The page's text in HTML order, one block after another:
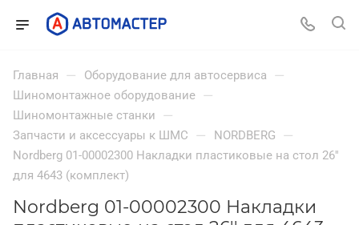
Главная — Оборудование для автосервиса —
Шиномонтажное оборудование —
Шиномонтажные станки —
Запчасти и аксессуары к ШМС — NORDBERG —
Nordberg 01-00002300 Накладки пластиковые на стол 26''
для 4643 (комплект)
Nordberg 01-00002300 Накладки